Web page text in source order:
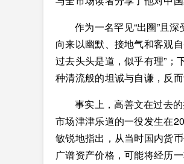
作为一名罕见“出圈”且
向来以幽默、接地气和客观
过去头头是道，似乎有理”；
种清流般的坦诚与自谦，反
事实上，高善文在过去
市场津津乐道的一役发生在
敏锐地指出，从当时国内货
广谱资产价格，可能将经历